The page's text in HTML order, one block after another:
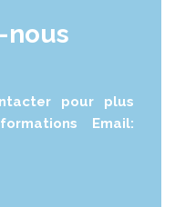
nous
pour plus
Email: